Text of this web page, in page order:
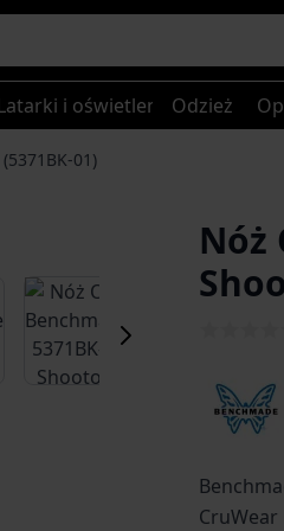
i oświetlenieOdzież
01)
Nóż
imageView larger image
View
CruWear Benchmade 5371BK-01 Shootout to nowoczesny nóż automatyczny